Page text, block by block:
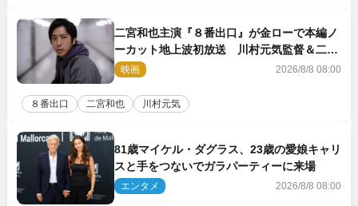
二宮和也主演『８番出口』が金ローで本編ノ
ーカット地上波初放送 川村元気監督＆二宮
コメント到着
映画 2026/8/8 08:00
８番出口 二宮和也 川村元気
81歳マイケル・ダグラス、23歳の愛娘キャリ
スと手をつないでガラパーティーに来場
エンタメ 2026/8/8 08:00